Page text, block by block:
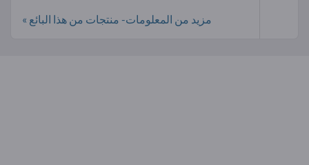
مزيد من المعلومات- منتجات من هذا البائع »